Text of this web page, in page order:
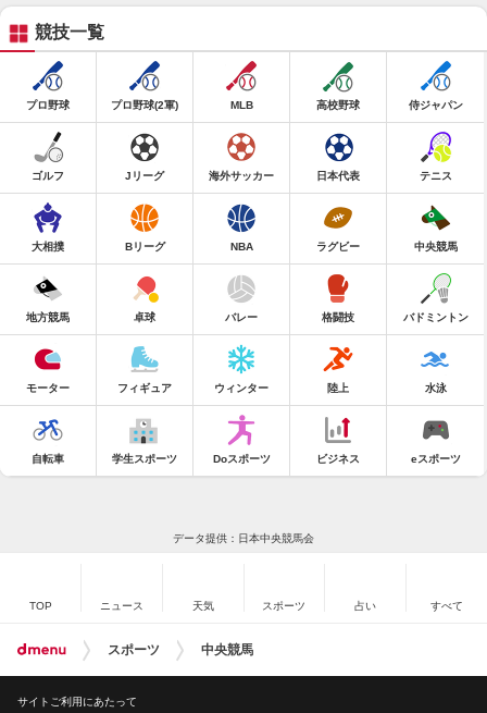
競技一覧
プロ野球 プロ野球(2軍) MLB 高校野球 侍ジャパン
ゴルフ Jリーグ 海外サッカー 日本代表 テニス
大相撲 Bリーグ NBA ラグビー 中央競馬
地方競馬 卓球 バレー 格闘技 バドミントン
モーター フィギュア ウィンター 陸上 水泳
自転車 学生スポーツ Doスポーツ ビジネス eスポーツ
データ提供：日本中央競馬会
TOP ニュース 天気 スポーツ 占い すべて
スポーツ 中央競馬
サイトご利用にあたって